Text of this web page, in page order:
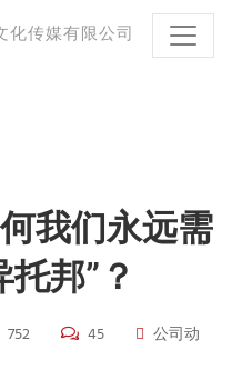
化传媒有限公司
我们永远需
邦”？
752 45
公司动